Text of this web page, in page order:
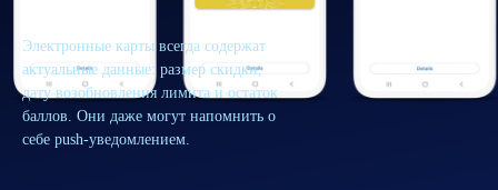
Электронные карты всегда содержат
актуальные данные: размер скидки,
дату возобновления лимита и остаток
баллов. Они даже могут напомнить о
себе push-уведомлением.